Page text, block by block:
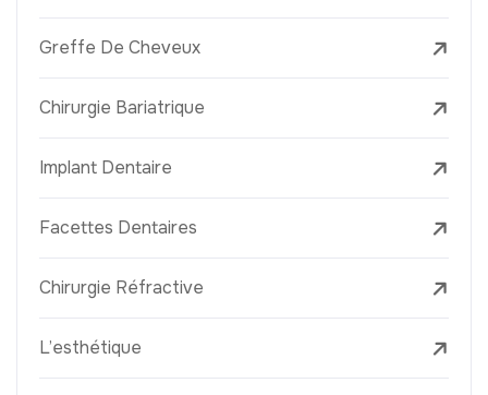
Greffe De Cheveux
Chirurgie Bariatrique
Implant Dentaire
Facettes Dentaires
Chirurgie Réfractive
L’esthétique